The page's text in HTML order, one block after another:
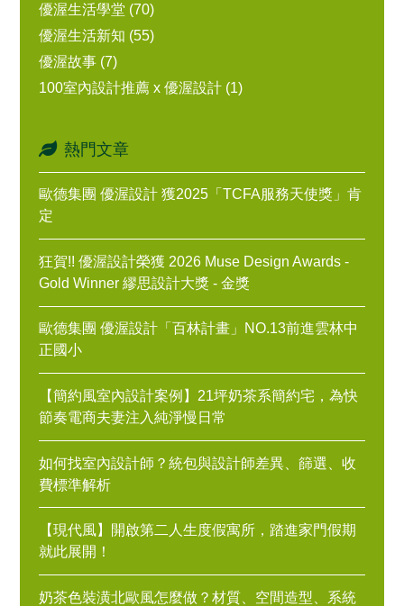
優渥生活學堂 (70)
優渥生活新知 (55)
優渥故事 (7)
100室內設計推薦 x 優渥設計 (1)
熱門文章
歐德集團 優渥設計 獲2025「TCFA服務天使獎」肯
定
狂賀!! 優渥設計榮獲 2026 Muse Design Awards -
Gold Winner 繆思設計大獎 - 金獎
歐德集團 優渥設計「百林計畫」NO.13前進雲林中
正國小
【簡約風室內設計案例】21坪奶茶系簡約宅，為快
節奏電商夫妻注入純淨慢日常
如何找室內設計師？統包與設計師差異、篩選、收
費標準解析
【現代風】開啟第二人生度假寓所，踏進家門假期
就此展開！
奶茶色裝潢北歐風怎麼做？材質、空間造型、系統